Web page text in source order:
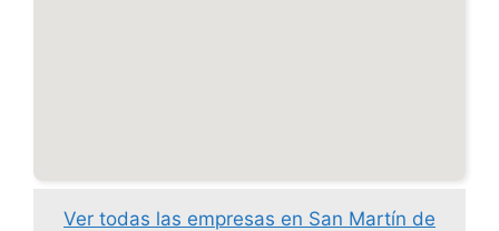
Ver todas las empresas en San Martín de